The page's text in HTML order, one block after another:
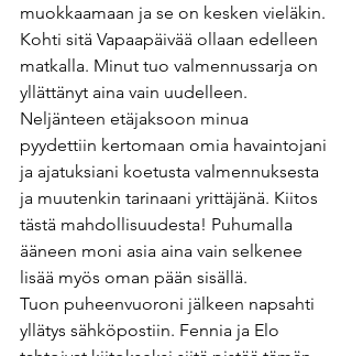
muokkaamaan ja se on kesken vieläkin.
Kohti sitä Vapaapäivää ollaan edelleen
matkalla. Minut tuo valmennussarja on
yllättänyt aina vain uudelleen.
Neljänteen etäjaksoon minua
pyydettiin kertomaan omia havaintojani
ja ajatuksiani koetusta valmennuksesta
ja muutenkin tarinaani yrittäjänä. Kiitos
tästä mahdollisuudesta! Puhumalla
ääneen moni asia aina vain selkenee
lisää myös oman pään sisällä.
Tuon puheenvuoroni jälkeen napsahti
yllätys sähköpostiin. Fennia ja Elo